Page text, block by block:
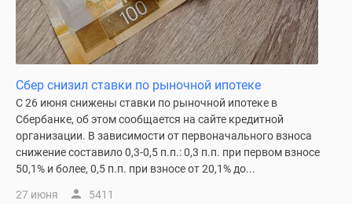
Сбер снизил ставки по рыночной ипотеке
С 26 июня снижены ставки по рыночной ипотеке в
Сбербанке, об этом сообщается на сайте кредитной
организации. В зависимости от первоначального взноса
снижение составило 0,3-0,5 п.п.: 0,3 п.п. при первом взносе
50,1% и более, 0,5 п.п. при взносе от 20,1% до...
27 июня 5411